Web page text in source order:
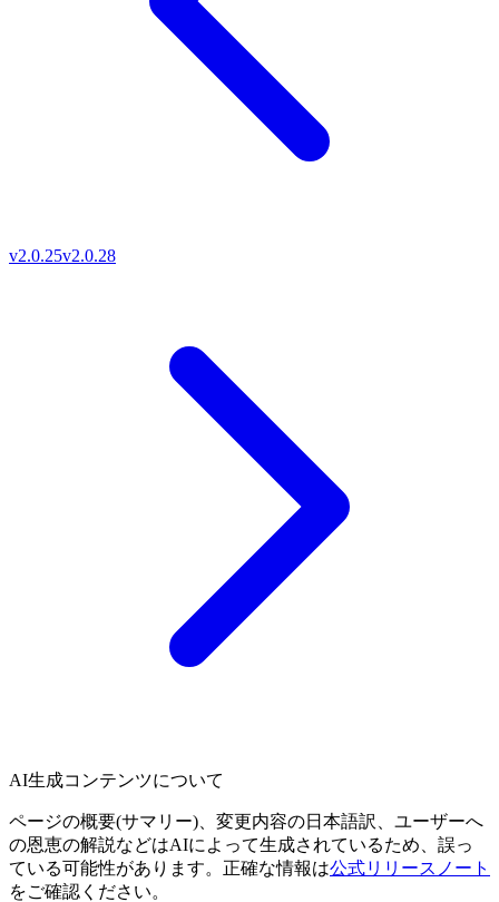
v2.0.25v2.0.28
AI生成コンテンツについて
ページの概要(サマリー)、変更内容の日本語訳、ユーザーへ
の恩恵の解説などはAIによって生成されているため、誤っ
ている可能性があります。正確な情報は公式リリースノート
をご確認ください。